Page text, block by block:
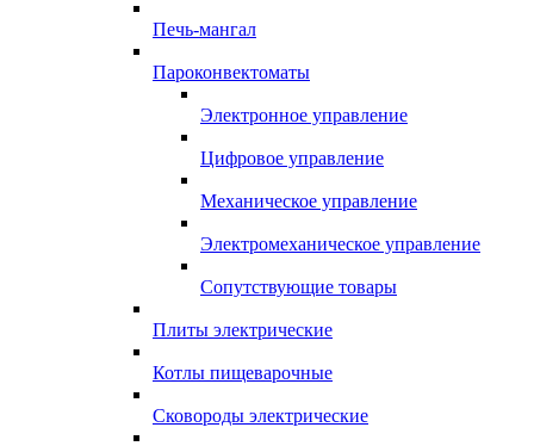
Печь-мангал
Пароконвектоматы
Электронное управление
Цифровое управление
Механическое управление
Электромеханическое управление
Сопутствующие товары
Плиты электрические
Котлы пищеварочные
Сковороды электрические